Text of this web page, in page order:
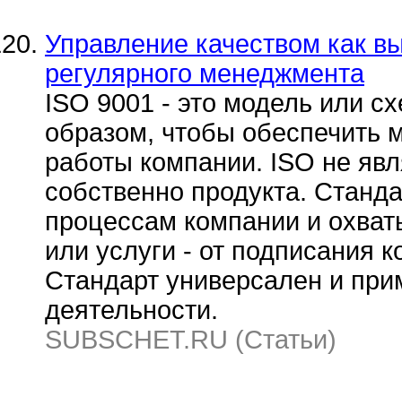
Управление качеством как
регулярного менеджмента
ISO 9001 - это модель или
образом, чтобы обеспечить
работы компании. ISO не
собственно продукта.
процессам компании и
или услуги - от подписания
Стандарт универсален и
деятельности.
SUBSCHET.RU (Статьи)